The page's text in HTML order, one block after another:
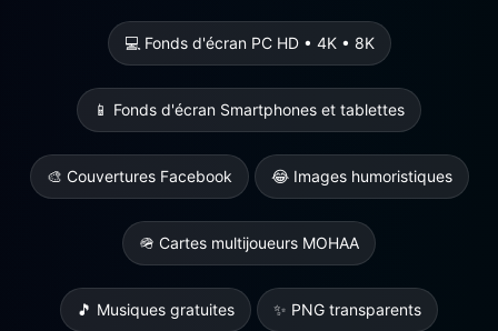
💻 Fonds d'écran PC HD • 4K • 8K
📱 Fonds d'écran Smartphones et tablettes
🎨 Couvertures Facebook 😂 Images humoristiques
🪖 Cartes multijoueurs MOHAA
🎵 Musiques gratuites ✨ PNG transparents